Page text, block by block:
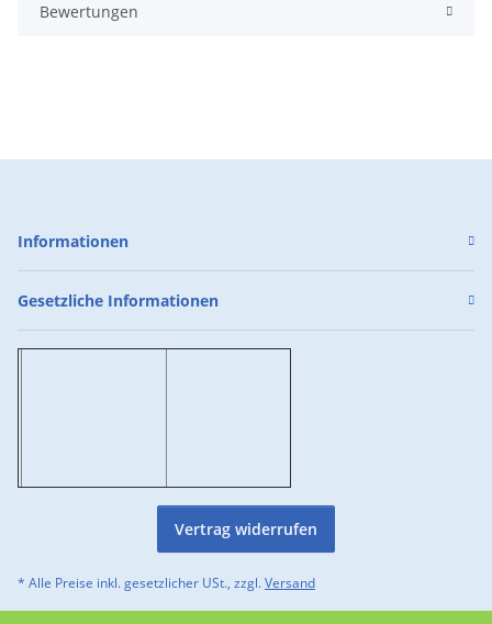
Bewertungen
Informationen
Gesetzliche Informationen
Vertrag widerrufen
* Alle Preise inkl. gesetzlicher USt., zzgl.Versand